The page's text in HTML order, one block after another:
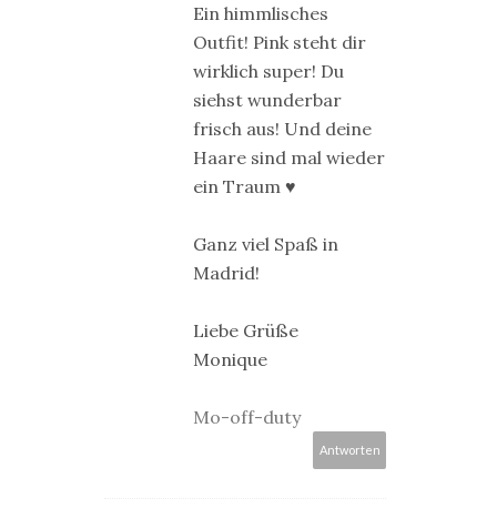
Ein himmlisches
Outfit! Pink steht dir
wirklich super! Du
siehst wunderbar
frisch aus! Und deine
Haare sind mal wieder
ein Traum ♥
Ganz viel Spaß in
Madrid!
Liebe Grüße
Monique
Mo-off-duty
Antworten